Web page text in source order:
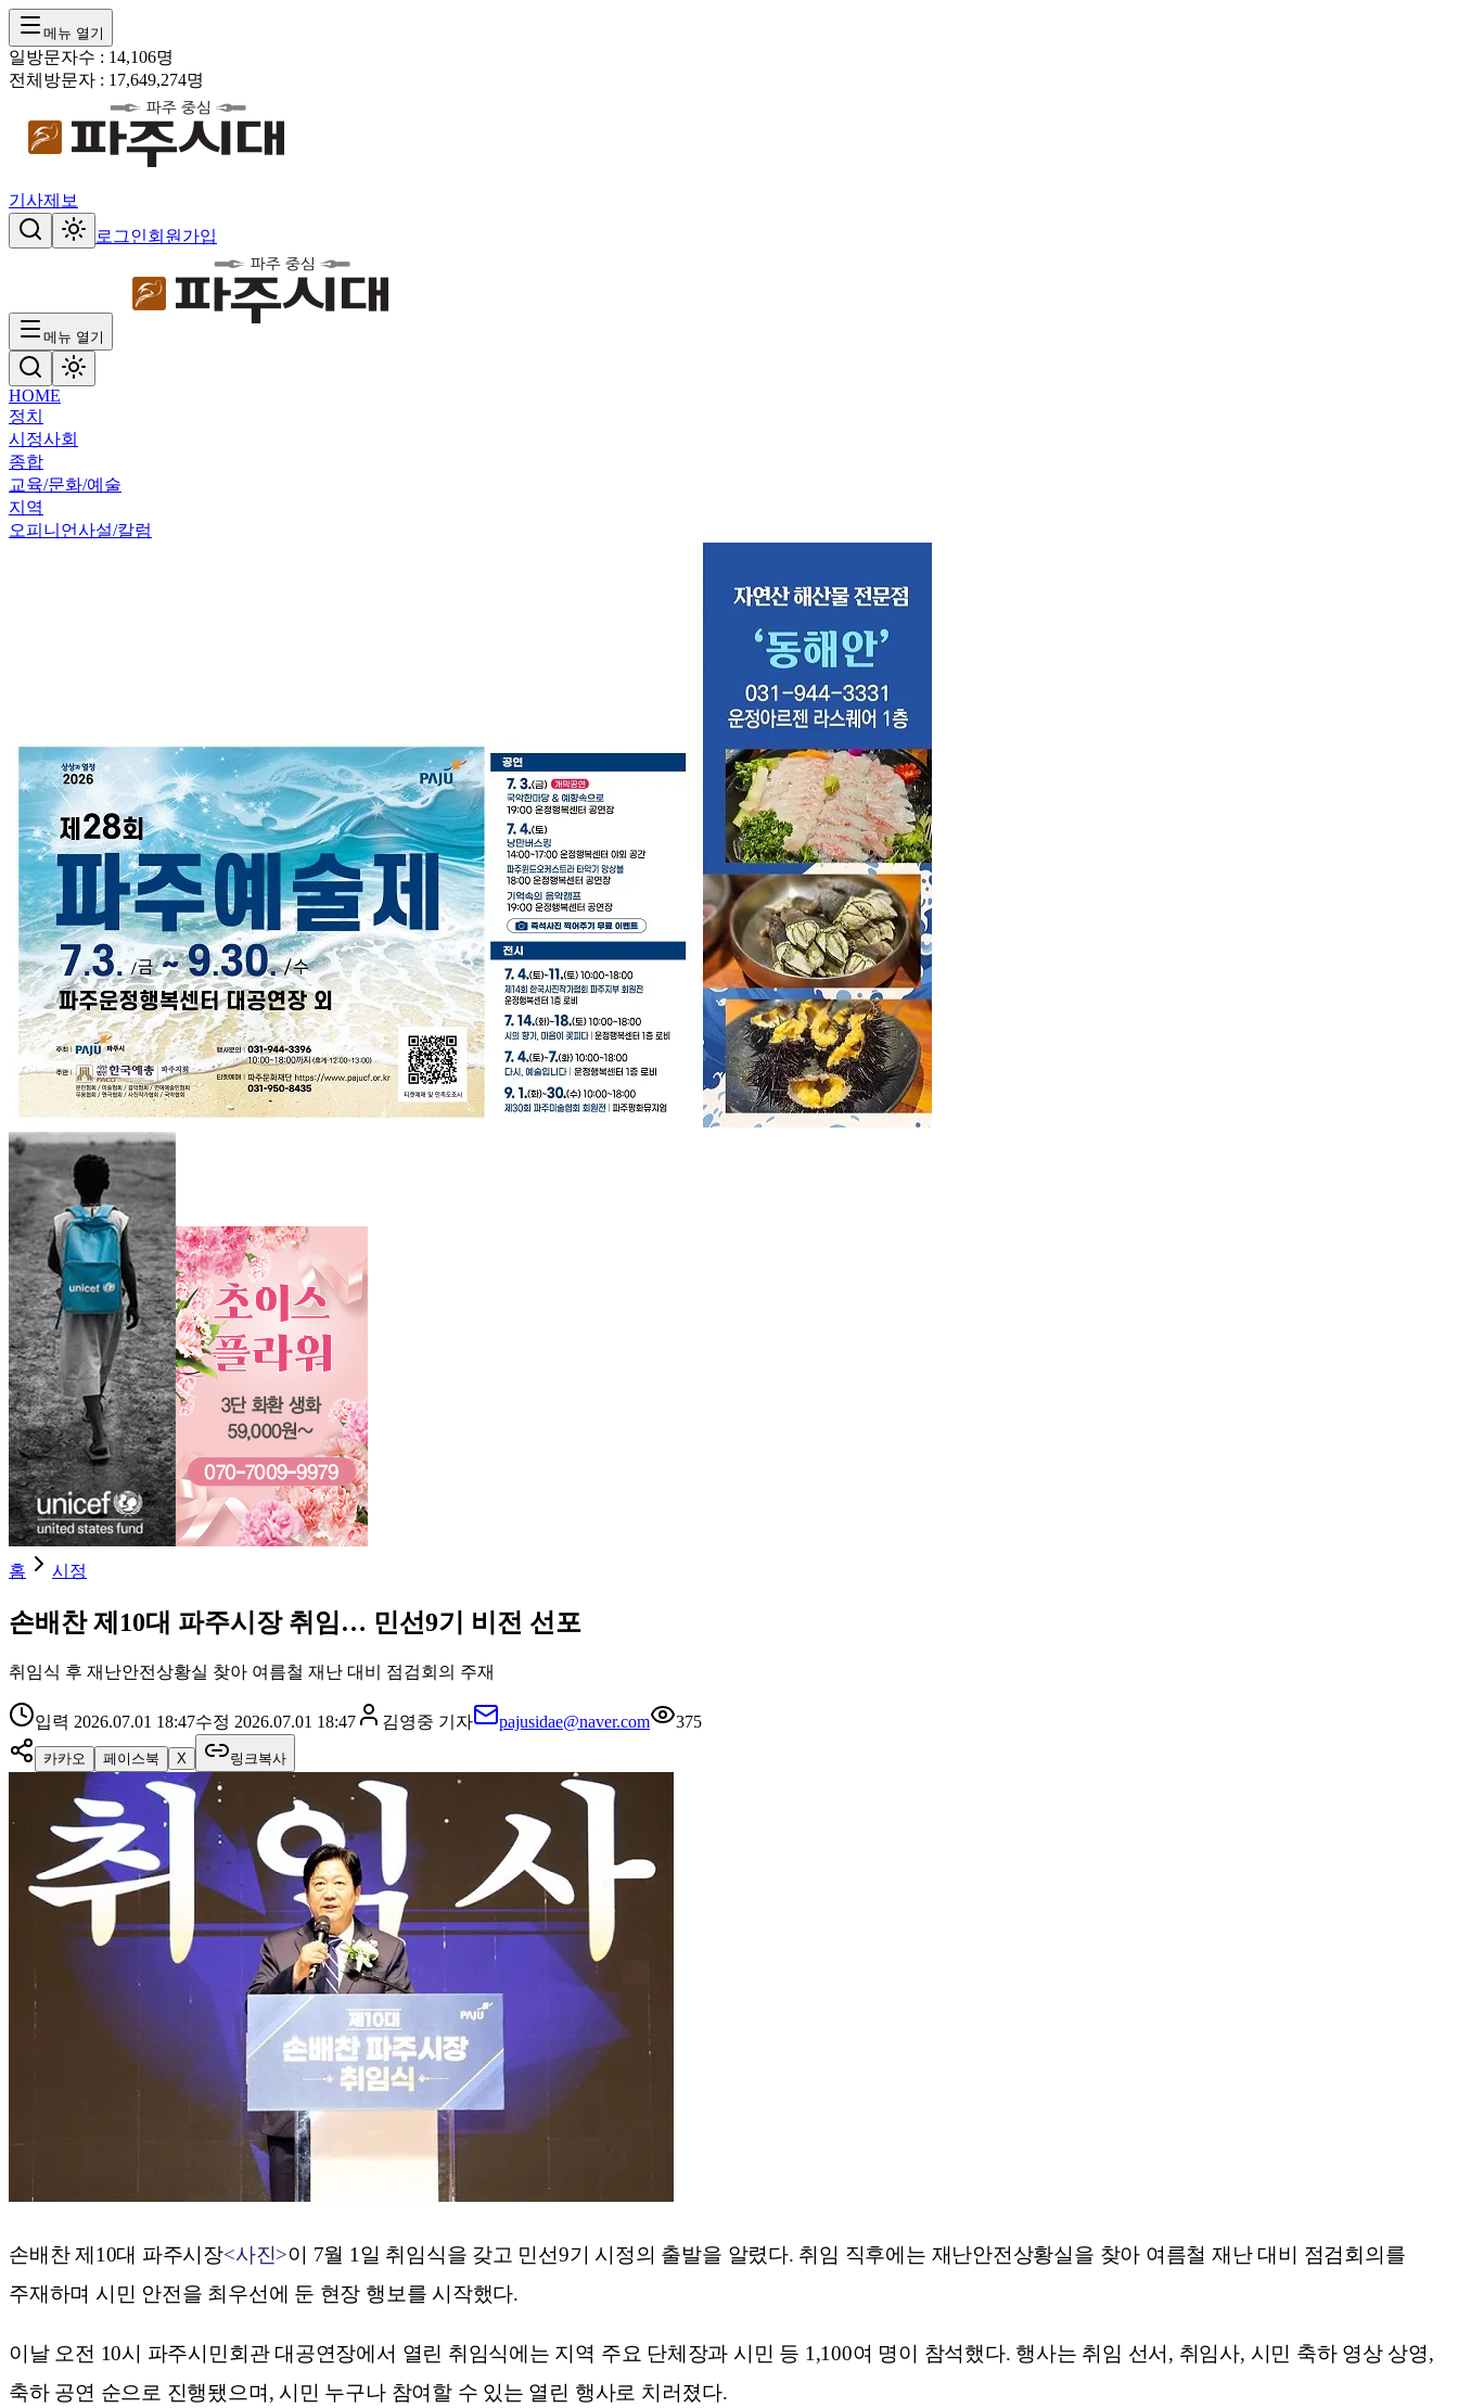
메뉴 열기
일방문자수 : 14,106명
전체방문자 : 17,649,274명
기사제보
로그인회원가입
메뉴 열기
HOME
정치
시정사회
종합
교육/문화/예술
지역
오피니언사설/칼럼
홈 시정
손배찬 제10대 파주시장 취임… 민선9기 비전 선포
취임식 후 재난안전상황실 찾아 여름철 재난 대비 점검회의 주재
입력 2026.07.01 18:47수정 2026.07.01 18:47 김영중 기자 pajusidae@naver.com 375
카카오 페이스북 X 링크복사
손배찬 제10대 파주시장<사진>이 7월 1일 취임식을 갖고 민선9기 시정의 출발을 알렸다. 취임 직후에는 재난안전상황실을 찾아 여름철 재난 대비 점검회의를
주재하며 시민 안전을 최우선에 둔 현장 행보를 시작했다.
이날 오전 10시 파주시민회관 대공연장에서 열린 취임식에는 지역 주요 단체장과 시민 등 1,100여 명이 참석했다. 행사는 취임 선서, 취임사, 시민 축하 영상 상영,
축하 공연 순으로 진행됐으며, 시민 누구나 참여할 수 있는 열린 행사로 치러졌다.